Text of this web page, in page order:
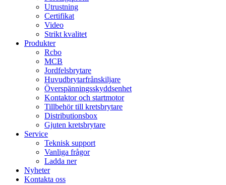
Utrustning
Certifikat
Video
Strikt kvalitet
Produkter
Rcbo
MCB
Jordfelsbrytare
Huvudbrytarfrånskiljare
Överspänningsskyddsenhet
Kontaktor och startmotor
Tillbehör till kretsbrytare
Distributionsbox
Gjuten kretsbrytare
Service
Teknisk support
Vanliga frågor
Ladda ner
Nyheter
Kontakta oss